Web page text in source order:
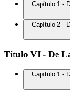
Capítulo 1 -
Capítulo 2 -
Título VI - De
Capítulo 1 -